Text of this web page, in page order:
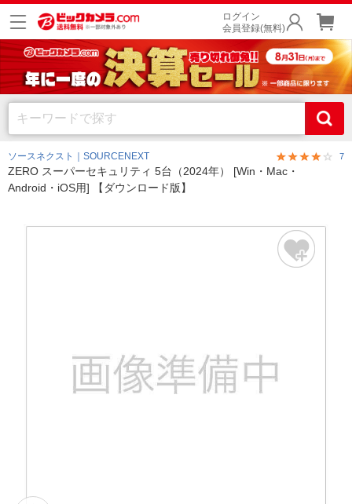
ログイン
会員登録(無料)
ソースネクスト｜SOURCENEXT 7
ZERO スーパーセキュリティ 5台（2024年） [Win・Mac・
Android・iOS用] 【ダウンロード版】